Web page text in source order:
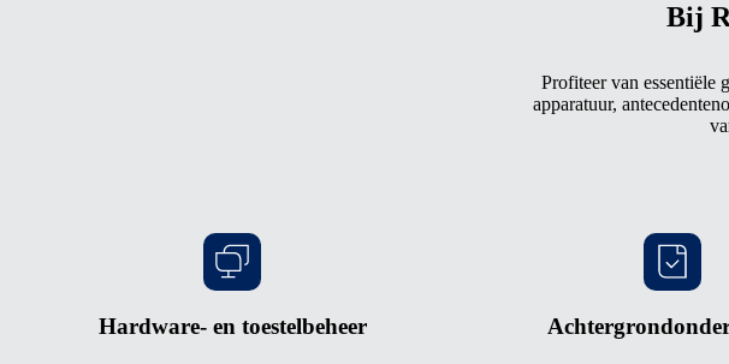
Bij
Profiteer van essentiële
apparatuur,
Hardware- en toestelbeheer